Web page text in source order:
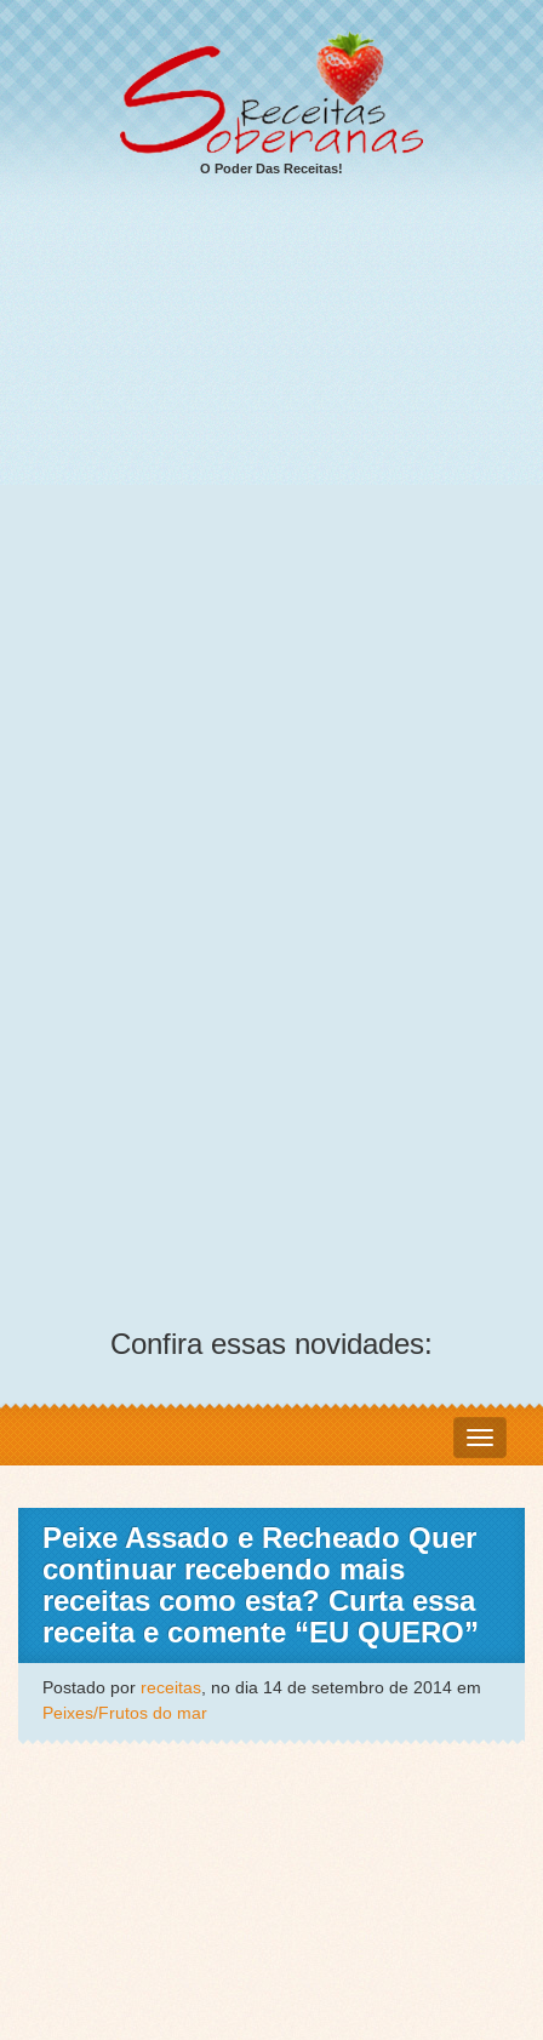
O Poder Das Receitas!
Confira essas novidades:
Peixe Assado e Recheado Quer
continuar recebendo mais
receitas como esta? Curta essa
receita e comente “EU QUERO”
Postado por receitas, no dia 14 de setembro de 2014 em
Peixes/Frutos do mar